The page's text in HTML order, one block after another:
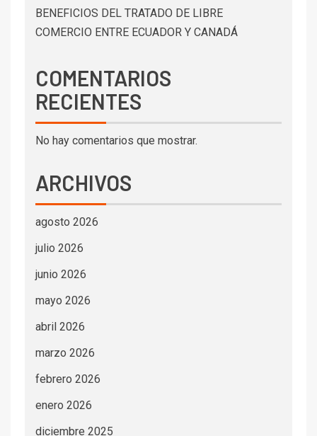
BENEFICIOS DEL TRATADO DE LIBRE
COMERCIO ENTRE ECUADOR Y CANADÁ
COMENTARIOS
RECIENTES
No hay comentarios que mostrar.
ARCHIVOS
agosto 2026
julio 2026
junio 2026
mayo 2026
abril 2026
marzo 2026
febrero 2026
enero 2026
diciembre 2025